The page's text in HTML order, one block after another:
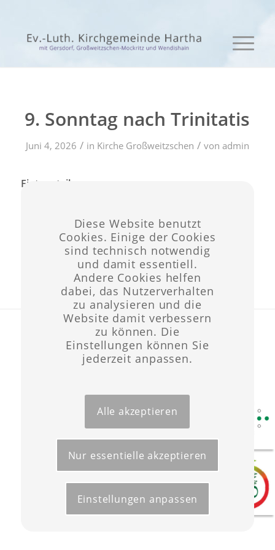
9. Sonntag nach Trinitatis
Juni 4, 2026 / in Kirche Großweitzschen / von admin
Eintrag teilen
Layout & Website-Erstellung ©opyright 2021 -Werbeagentur Wüst
Förderungen Kontakt Impressum Datenschutz
Diese Website benutzt
Cookies. Einige der Cookies
sind technisch notwendig
und damit essentiell.
Andere Cookies helfen
dabei, das Nutzerverhalten
zu analysieren und die
Website damit verbessern
zu können. Die
Einstellungen können Sie
jederzeit anpassen.
Alle akzeptieren
Nur essentielle akzeptieren
Einstellungen anpassen